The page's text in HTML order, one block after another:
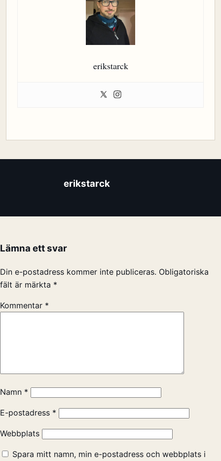
erikstarck
erikstarck
Lämna ett svar
Din e-postadress kommer inte publiceras. Obligatoriska
fält är märkta *
Kommentar *
Namn *
E-postadress *
Webbplats
Spara mitt namn, min e-postadress och webbplats i